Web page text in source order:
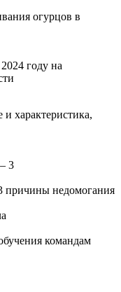
огурцов в
году на
характеристика,
причины недомогания
командам